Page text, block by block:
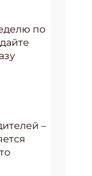
по
–